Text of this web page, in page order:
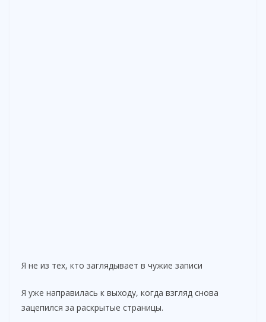
Я не из тех, кто заглядывает в чужие записи
Я уже направилась к выходу, когда взгляд снова
зацепился за раскрытые страницы.